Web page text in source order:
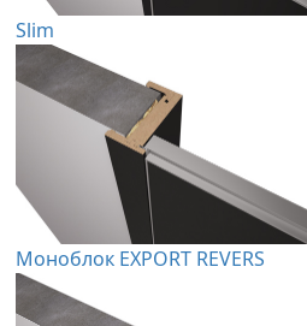
Slim
Моноблок EXPORT REVERS